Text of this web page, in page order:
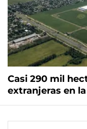
Casi 290 mil
extranjeras en